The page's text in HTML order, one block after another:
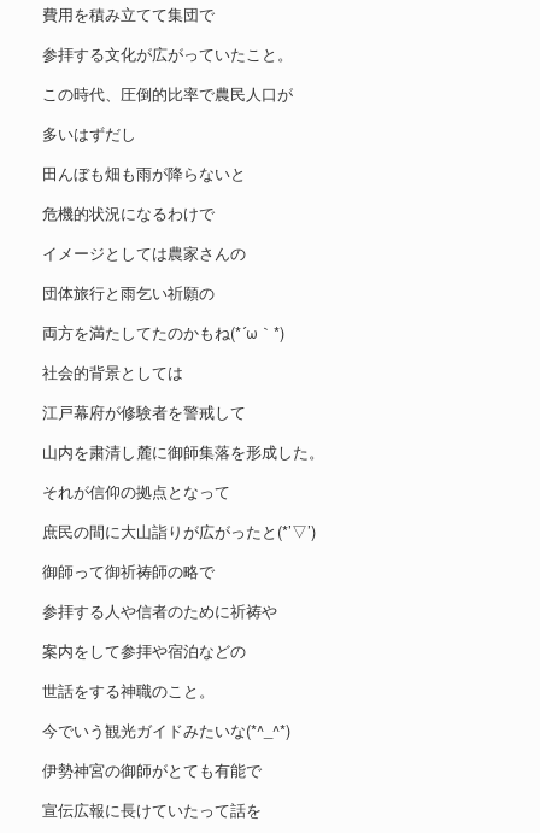
費用を積み立てて集団で
参拝する文化が広がっていたこと。
この時代、圧倒的比率で農民人口が
多いはずだし
田んぼも畑も雨が降らないと
危機的状況になるわけで
イメージとしては農家さんの
団体旅行と雨乞い祈願の
両方を満たしてたのかもね(*´ω｀*)
社会的背景としては
江戸幕府が修験者を警戒して
山内を粛清し麓に御師集落を形成した。
それが信仰の拠点となって
庶民の間に大山詣りが広がったと(*’▽’)
御師って御祈祷師の略で
参拝する人や信者のために祈祷や
案内をして参拝や宿泊などの
世話をする神職のこと。
今でいう観光ガイドみたいな(*^_^*)
伊勢神宮の御師がとても有能で
宣伝広報に長けていたって話を